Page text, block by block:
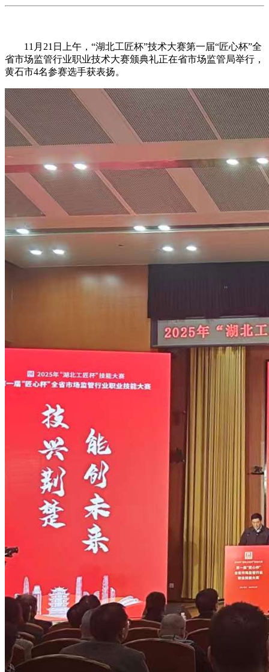
11月21日上午，“湖北工匠杯”技术大赛第一届“匠心杯”全
省市场监管行业职业技术大赛颁典礼正在省市场监管局举行，
黄石市4名参赛选手获表扬。